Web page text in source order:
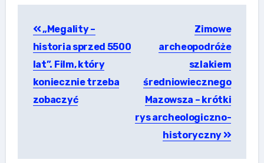
wpisu
„Megality –
historia sprzed 5500
lat”. Film, który
koniecznie trzeba
zobaczyć
Zimowe
archeopodróże
szlakiem
średniowiecznego
Mazowsza – krótki
rys archeologiczno-
historyczny